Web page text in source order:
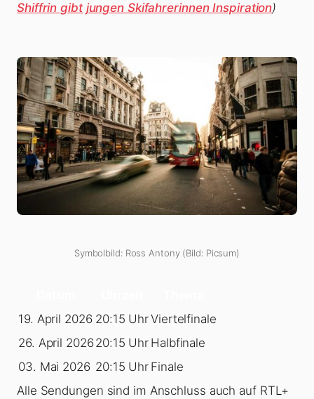
Shiffrin gibt jungen Skifahrerinnen Inspiration)
Symbolbild: Ross Antony (Bild: Picsum)
19. April 2026 20:15 UhrViertelfinale
26. April 202620:15 Uhr Halbfinale
03. Mai 2026 20:15 Uhr Finale
Alle Sendungen sind im Anschluss auch auf RTL+